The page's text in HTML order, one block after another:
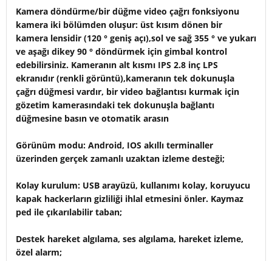
Kamera döndürme/bir düğme video çağrı fonksiyonu
kamera iki bölümden oluşur: üst kısım dönen bir
kamera lensidir (120 ° geniş açı),sol ve sağ 355 ° ve yukarı
ve aşağı dikey 90 ° döndürmek için gimbal kontrol
edebilirsiniz. Kameranın alt kısmı IPS 2.8 inç LPS
ekranıdır (renkli görüntü),kameranın tek dokunuşla
çağrı düğmesi vardır, bir video bağlantısı kurmak için
gözetim kamerasındaki tek dokunuşla bağlantı
düğmesine basın ve otomatik arasın
Görünüm modu: Android, IOS akıllı terminaller
üzerinden gerçek zamanlı uzaktan izleme desteği;
Kolay kurulum: USB arayüzü, kullanımı kolay, koruyucu
kapak hackerların gizliliği ihlal etmesini önler. Kaymaz
ped ile çıkarılabilir taban;
Destek hareket algılama, ses algılama, hareket izleme,
özel alarm;